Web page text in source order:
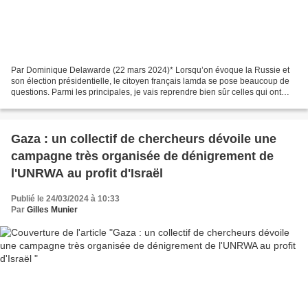
Par Dominique Delawarde (22 mars 2024)* Lorsqu’on évoque la Russie et
son élection présidentielle, le citoyen français lamda se pose beaucoup de
questions. Parmi les principales, je vais reprendre bien sûr celles qui ont
Gaza : un collectif de chercheurs dévoile une
campagne très organisée de dénigrement de
l'UNRWA au profit d'Israël
Publié le 24/03/2024 à 10:33
Par Gilles Munier